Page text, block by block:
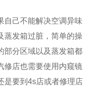
自己不能解决空调异味
蒸发箱过脏，简单的操
部分区域以及蒸发箱都
修店也需要使用内窥镜
是要到4s店或者修理店